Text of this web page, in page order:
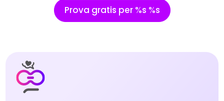
Prova gratis per %s %s